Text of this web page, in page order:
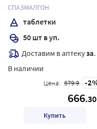
СПАЗМАЛГОН
таблетки
50 шт в уп.
Доставим в аптекузавтра
В наличии
Цена: 679.9 2
666.30
Купить